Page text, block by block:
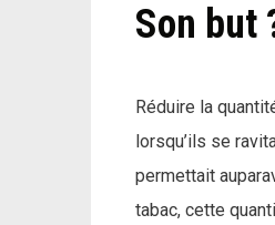
Son but
Réduire la
lorsqu’ils se
permettait
tabac, cette